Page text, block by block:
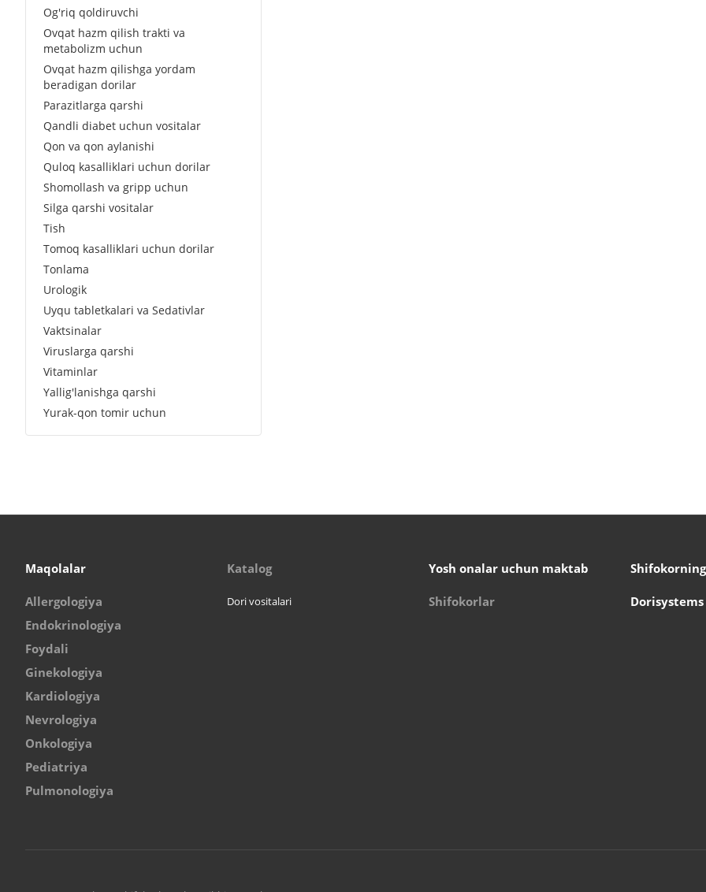
Og'riq qoldiruvchi
Ovqat hazm qilish trakti va
metabolizm uchun
Ovqat hazm qilishga yordam
beradigan dorilar
Parazitlarga qarshi
Qandli diabet uchun vositalar
Qon va qon aylanishi
Quloq kasalliklari uchun dorilar
Shomollash va gripp uchun
Silga qarshi vositalar
Tish
Tomoq kasalliklari uchun dorilar
Tonlama
Urologik
Uyqu tabletkalari va Sedativlar
Vaktsinalar
Viruslarga qarshi
Vitaminlar
Yallig'lanishga qarshi
Yurak-qon tomir uchun
Maqolalar
Allergologiya
Endokrinologiya
Foydali
Ginekologiya
Kardiologiya
Nevrologiya
Onkologiya
Pediatriya
Pulmonologiya
Katalog
Dori vositalari
Yosh onalar uchun maktab
Shifokorlar Dorisystems